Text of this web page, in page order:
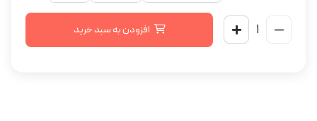
افزودن به سبد خرید